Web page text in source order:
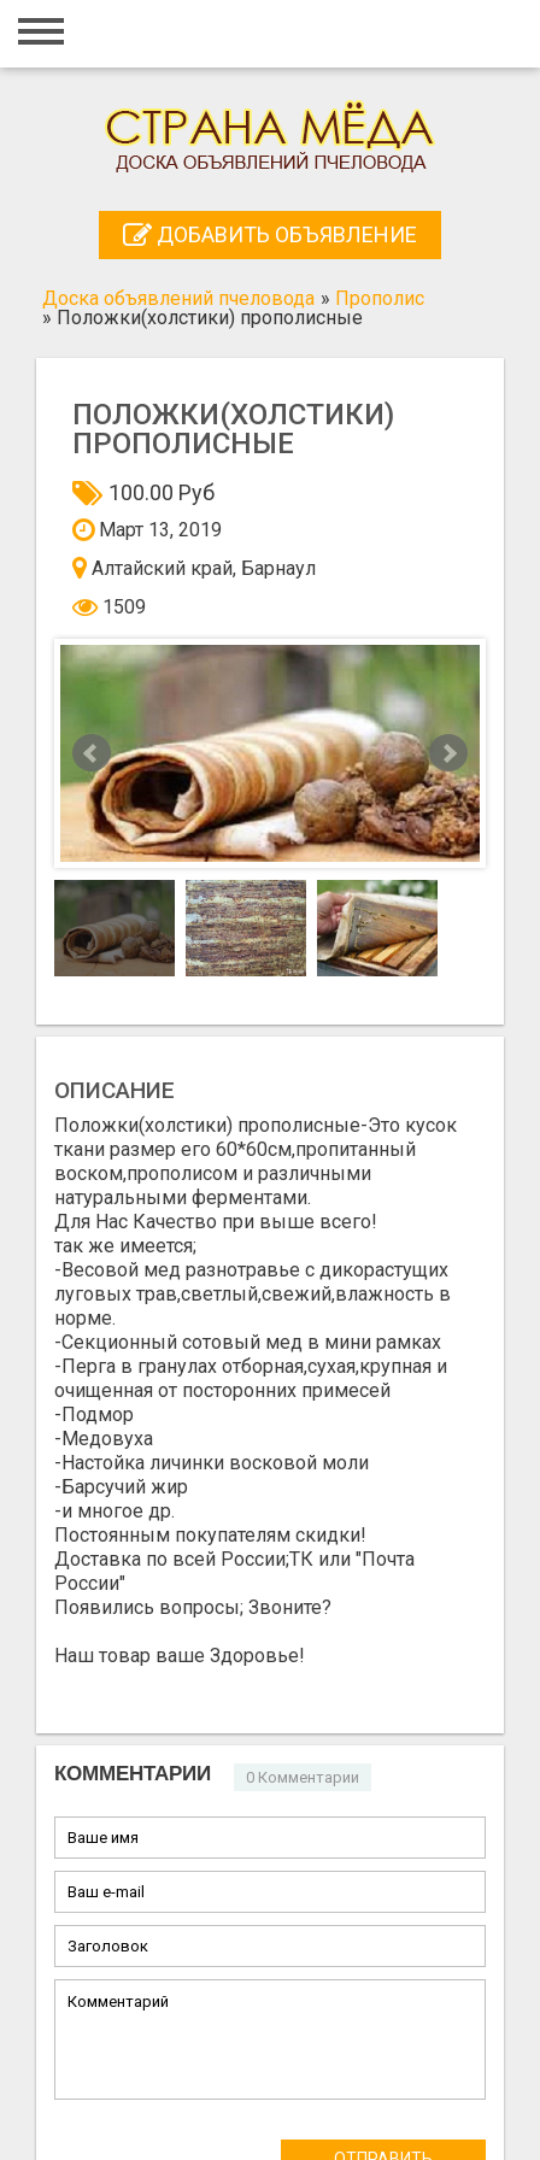
Главная
Регистрация
Добавить объявление
Поиск
ДОБАВИТЬ ОБЪЯВЛЕНИЕ
Доска объявлений пчеловода » Прополис
» Положки(холстики) прополисные
ПОЛОЖКИ(ХОЛСТИКИ)
ПРОПОЛИСНЫЕ
100.00 Руб
Март 13, 2019
Алтайский край, Барнаул
1509
ОПИСАНИЕ
Положки(холстики) прополисные-Это кусок
ткани размер его 60*60см,пропитанный
воском,прополисом и различными
натуральными ферментами.
Для Нас Качество при выше всего!
так же имеется;
-Весовой мед разнотравье с дикорастущих
луговых трав,светлый,свежий,влажность в
норме.
-Секционный сотовый мед в мини рамках
-Перга в гранулах отборная,сухая,крупная и
очищенная от посторонних примесей
-Подмор
-Медовуха
-Настойка личинки восковой моли
-Барсучий жир
-и многое др.
Постоянным покупателям скидки!
Доставка по всей России;ТК или "Почта
России"
Появились вопросы; Звоните?
Наш товар ваше Здоровье!
КОММЕНТАРИИ 0 Комментарии